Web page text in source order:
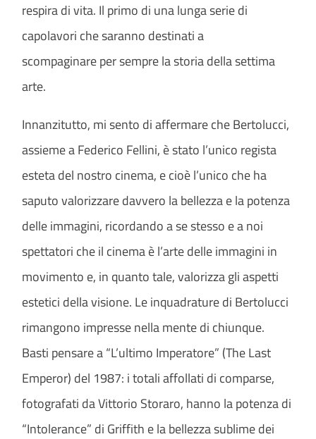
respira di vita. Il primo di una lunga serie di
capolavori che saranno destinati a
scompaginare per sempre la storia della settima
arte.
Innanzitutto, mi sento di affermare che Bertolucci,
assieme a Federico Fellini, è stato l’unico regista
esteta del nostro cinema, e cioè l’unico che ha
saputo valorizzare davvero la bellezza e la potenza
delle immagini, ricordando a se stesso e a noi
spettatori che il cinema è l’arte delle immagini in
movimento e, in quanto tale, valorizza gli aspetti
estetici della visione. Le inquadrature di Bertolucci
rimangono impresse nella mente di chiunque.
Basti pensare a “L’ultimo Imperatore” (The Last
Emperor) del 1987: i totali affollati di comparse,
fotografati da Vittorio Storaro, hanno la potenza di
“Intolerance” di Griffith e la bellezza sublime dei